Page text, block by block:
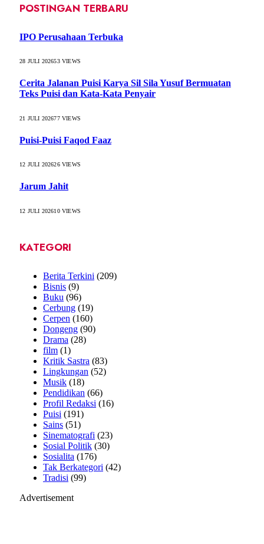
POSTINGAN TERBARU
IPO Perusahaan Terbuka
28 JULI 202653VIEWS
Cerita Jalanan Puisi Karya Sil Sila Yusuf Bermuatan
Teks Puisi dan Kata-Kata Penyair
21 JULI 202677VIEWS
Puisi-Puisi Faqod Faaz
12 JULI 202626VIEWS
Jarum Jahit
12 JULI 202610VIEWS
KATEGORI
Berita Terkini (209)
Bisnis (9)
Buku (96)
Cerbung (19)
Cerpen (160)
Dongeng (90)
Drama (28)
film (1)
Kritik Sastra (83)
Lingkungan (52)
Musik (18)
Pendidikan (66)
Profil Redaksi (16)
Puisi (191)
Sains (51)
Sinematografi (23)
Sosial Politik (30)
Sosialita (176)
Tak Berkategori (42)
Tradisi (99)
Advertisement